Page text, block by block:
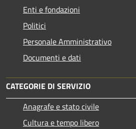
Enti e fondazioni
Politici
Personale Amministrativo
Documenti e dati
CATEGORIE DI SERVIZIO
Anagrafe e stato civile
Cultura e tempo libero